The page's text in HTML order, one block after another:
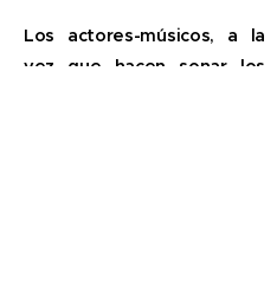
Los actores-músicos, a la
vez que hacen sonar los